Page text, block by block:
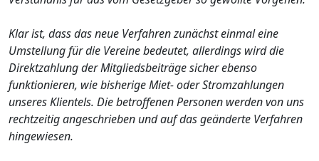
Klar ist, dass das neue Verfahren zunächst einmal eine
Umstellung für die Vereine bedeutet, allerdings wird die
Direktzahlung der Mitgliedsbeiträge sicher ebenso
funktionieren, wie bisherige Miet- oder Stromzahlungen
unseres Klientels. Die betroffenen Personen werden von uns
rechtzeitig angeschrieben und auf das geänderte Verfahren
hingewiesen.